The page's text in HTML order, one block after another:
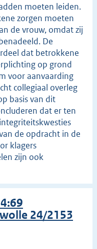
moeten leiden.
zorgen moeten
de vrouw, omdat zij
De
dat betrokkene
op grond
voor aanvaarding
collegiaal overleg
basis van dit
dat er ten
de opdracht in de
klagers
zijn ook
24/2153